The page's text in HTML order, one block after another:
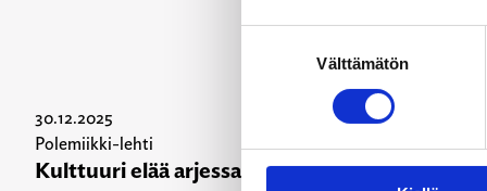
Välttämätön
30.12.2025
Polemiikki-lehti
Kulttuuri elää arjessa